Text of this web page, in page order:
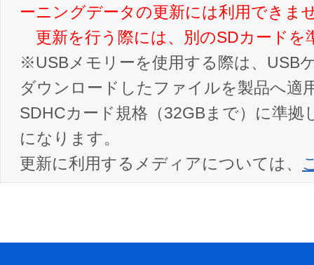
ーニングデータの更新には利用できま
更新を行う際には、別のSDカードを
※USBメモリーを使用する際は、USB
ダウンロードしたファイルを製品へ適
SDHCカード規格（32GBまで）に準
になります。
更新に利用するメディアについては、